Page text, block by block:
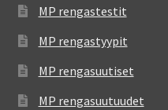
MP rengastestit
MP rengastyypit
MP rengasuutiset
MP rengasuutuudet